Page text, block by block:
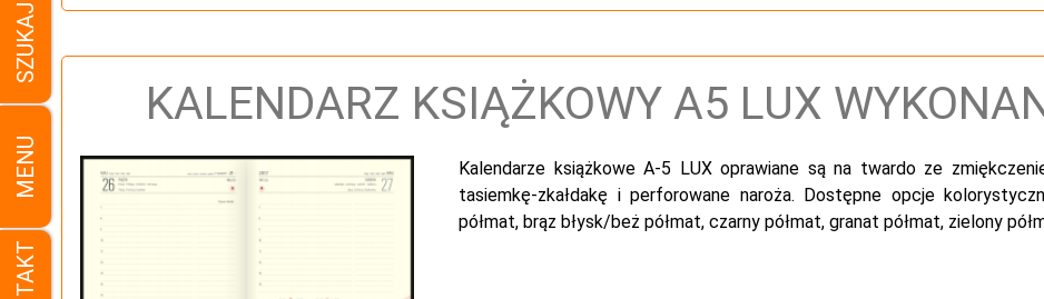
SZUKAJ
MENU
KALENDARZ KSIĄŻKOWY A5 LUX
Kalendarze książkowe A-5 LUX oprawiane są na twardo ze
tasiemkę-zkałdakę i perforowane naroża. Dostępne opcje
półmat, brąz błysk/beż półmat, czarny półmat, granat półmat, zielony